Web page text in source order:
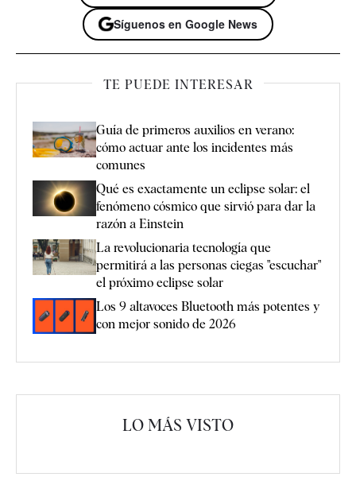
Síguenos en Google News
TE PUEDE INTERESAR
Guía de primeros auxilios en verano:
cómo actuar ante los incidentes más
comunes
Qué es exactamente un eclipse solar: el
fenómeno cósmico que sirvió para dar la
razón a Einstein
La revolucionaria tecnología que
permitirá a las personas ciegas "escuchar"
el próximo eclipse solar
Los 9 altavoces Bluetooth más potentes y
con mejor sonido de 2026
LO MÁS VISTO